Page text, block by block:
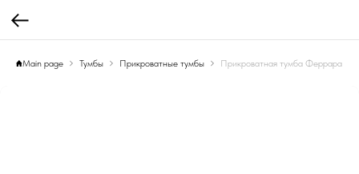
Main page Тумбы Прикроватные тумбы Прикроватная тумба Феррара